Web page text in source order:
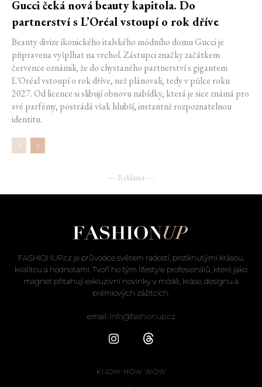
Gucci čeká nová beauty kapitola. Do
partnerství s L’Oréal vstoupí o rok dříve
Beauty divize ikonického italského módního domu Gucci je
připravena vyšplhat na vrchol. Zástupci značky začátkem
července oznámili, že do chystaného partnerství s gigantem
L'Oréal vstoupí o rok dříve, než plánovali, tedy v půlce roku
2027. Od licence si slibují obnovu nabídky, která je sice známá pro
své parfémy, postrádá však hlubší, instantně rozpoznatelnou
identitu.
― Reklama ―
FASHIONUP.cz je průvodce světem radostí, protknutými krásou,
kvalitou a hodnotami. Tvoří ho tým lifestyle profesionálů, které jako
magnet přitahují exkluzivní novinky v módě, kráse, designu a
prémiových zážitcích.
email: info@fashionup.cz
KNOW HOW WOW